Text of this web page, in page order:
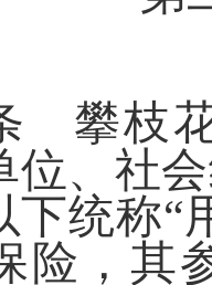
攀枝
位、社
下统称“
险，其